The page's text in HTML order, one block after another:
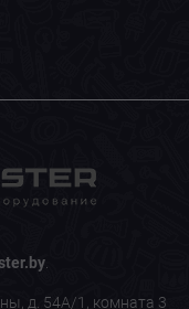
.
д. 54А/1, комната 3